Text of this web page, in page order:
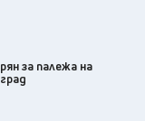
за палежа на